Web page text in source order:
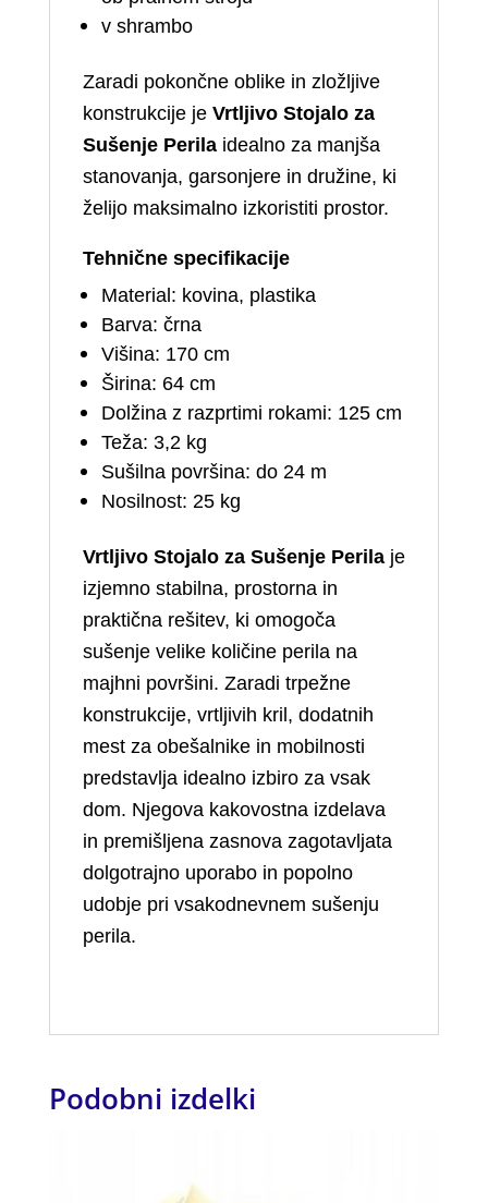
v shrambo
Zaradi pokončne oblike in zložljive
konstrukcije je Vrtljivo Stojalo za
Sušenje Perilaidealno za manjša
stanovanja, garsonjere in družine, ki
želijo maksimalno izkoristiti prostor.
Tehnične specifikacije
Material: kovina, plastika
Barva: črna
Višina: 170 cm
Širina: 64 cm
Dolžina z razprtimi rokami: 125 cm
Teža: 3,2 kg
Sušilna površina: do 24 m
Nosilnost: 25 kg
Vrtljivo Stojalo za Sušenje Perilaje
izjemno stabilna, prostorna in
praktična rešitev, ki omogoča
sušenje velike količine perila na
majhni površini. Zaradi trpežne
konstrukcije, vrtljivih kril, dodatnih
mest za obešalnike in mobilnosti
predstavlja idealno izbiro za vsak
dom. Njegova kakovostna izdelava
in premišljena zasnova zagotavljata
dolgotrajno uporabo in popolno
udobje pri vsakodnevnem sušenju
perila.
Podobni izdelki